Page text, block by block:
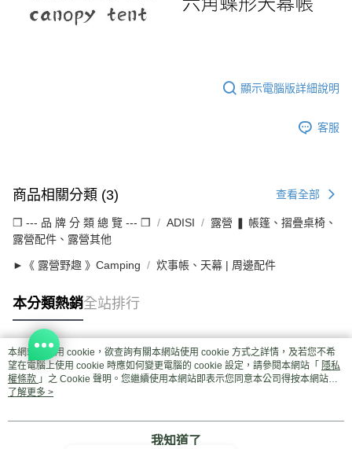
顯示電腦版詳細說明
客服
商品相關分類 (3) 查看全部
❒ --- 品 牌 分 類 總 覽 --- ❒ ADISI
露營 ❚ 帳篷、摺疊桌椅、
露營配件、露營其他
►《 露營野趣 》Camping 炊事帳、天幕 | 周邊配件
本分類熱銷全站排行
熱門標籤
本網站中使用 cookie，欲查詢有關本網站使用 cookie 方式之詳情，及若您不希
望在電腦上使用 cookie 時應如何變更電腦的 cookie 設定，請參閱本網站「 隱私
權條款 」之 Cookie 聲明。您繼續使用本網站即表示您同意本公司得按本網站使
用條款之 Cookie 聲明使用 cookie。
了解更多 >
我知道了